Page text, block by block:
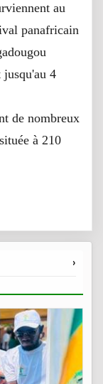
au
panafricain
jusqu'au 4
de nombreux
à 210
›